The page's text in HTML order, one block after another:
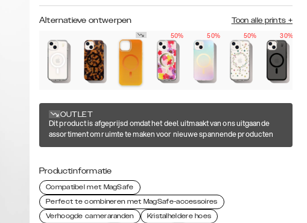
Alternatieve ontwerpen Toon alle prints +
50%
50% 50% 30%
OUTLET
Dit product is afgeprijsd omdat het deel uitmaakt van ons uitgaande
assortiment om ruimte te maken voor nieuwe spannende producten
Productinformatie
Compatibel met MagSafe
Perfect te combineren met MagSafe-accessoires
Verhoogde cameraranden
Kristalheldere hoes